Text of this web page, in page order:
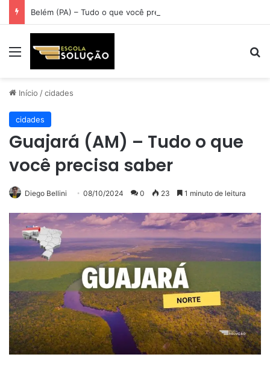
Belém (PA) – Tudo o que você precisa saber
Menu
Início /cidades
cidades
Guajará (AM) – Tudo o que
você precisa saber
Diego Bellini 08/10/2024 0 23 1 minuto de leitura